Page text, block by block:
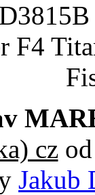
F4
czod
Jakub